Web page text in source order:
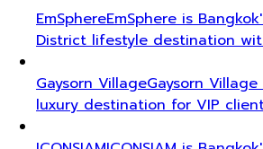
EmSphereEmSphere is
District lifestyle destination
Gaysorn VillageGaysorn
luxury destination for VIP